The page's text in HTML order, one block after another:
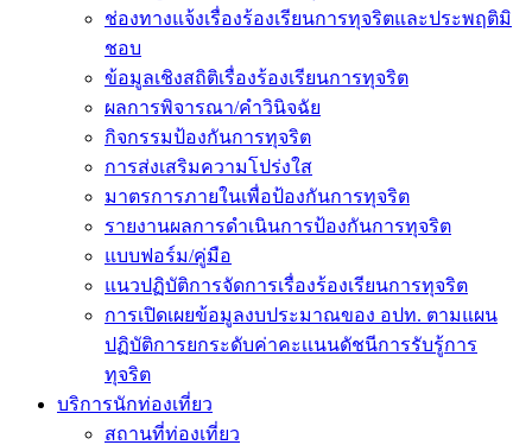
ช่องทางแจ้งเรื่องร้องเรียนการทุจริตและประพฤติมิ
ชอบ
ข้อมูลเชิงสถิติเรื่องร้องเรียนการทุจริต
ผลการพิจารณา/คำวินิจฉัย
กิจกรรมป้องกันการทุจริต
การส่งเสริมความโปร่งใส
มาตรการภายในเพื่อป้องกันการทุจริต
รายงานผลการดำเนินการป้องกันการทุจริต
แบบฟอร์ม/คู่มือ
แนวปฏิบัติการจัดการเรื่องร้องเรียนการทุจริต
การเปิดเผยข้อมูลงบประมาณของ อปท. ตามแผน
ปฏิบัติการยกระดับค่าคะเเนนดัชนีการรับรู้การ
ทุจริต
บริการนักท่องเที่ยว
สถานที่ท่องเที่ยว